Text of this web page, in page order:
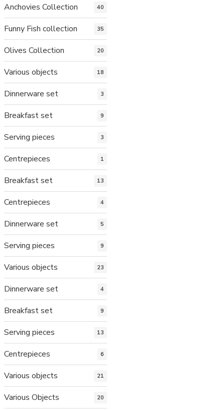
Anchovies Collection 40
Funny Fish collection 35
Olives Collection 20
Various objects 18
Dinnerware set 3
Breakfast set 9
Serving pieces 3
Centrepieces 1
Breakfast set 13
Centrepieces 4
Dinnerware set 5
Serving pieces 9
Various objects 23
Dinnerware set 4
Breakfast set 9
Serving pieces 13
Centrepieces 6
Various objects 21
Various Objects 20